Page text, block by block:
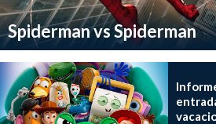
Spiderman vs Spiderman